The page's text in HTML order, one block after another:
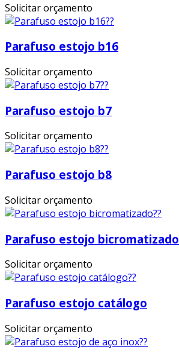
Solicitar orçamento
Parafuso estojo b16
Solicitar orçamento
Parafuso estojo b7
Solicitar orçamento
Parafuso estojo b8
Solicitar orçamento
Parafuso estojo bicromatizado
Solicitar orçamento
Parafuso estojo catálogo
Solicitar orçamento